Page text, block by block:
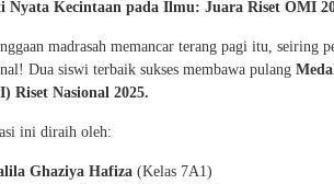
Nyata Kecintaan pada Ilmu: Juara Riset OMI
madrasah memancar terang pagi itu, seiring
Dua siswi terbaik sukses membawa pulang
Riset Nasional 2025.
ini diraih oleh:
Ghaziya Hafiza (Kelas 7A1)